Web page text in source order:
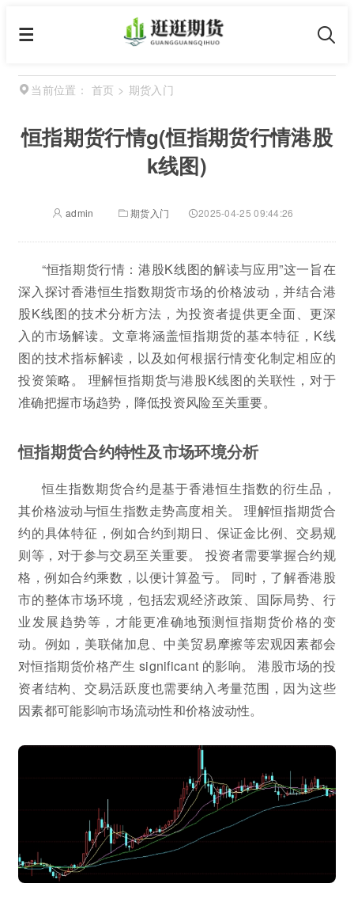
当前位置： 首页 > 期货入门
恒指期货行情g(恒指期货行情港股
k线图)
admin 期货入门 2025-04-25 09:44:26
“恒指期货行情：港股K线图的解读与应用”这一旨在
深入探讨香港恒生指数期货市场的价格波动，并结合港
股K线图的技术分析方法，为投资者提供更全面、更深
入的市场解读。文章将涵盖恒指期货的基本特征，K线
图的技术指标解读，以及如何根据行情变化制定相应的
投资策略。 理解恒指期货与港股K线图的关联性，对于
准确把握市场趋势，降低投资风险至关重要。
恒指期货合约特性及市场环境分析
恒生指数期货合约是基于香港恒生指数的衍生品，
其价格波动与恒生指数走势高度相关。 理解恒指期货合
约的具体特征，例如合约到期日、保证金比例、交易规
则等，对于参与交易至关重要。 投资者需要掌握合约规
格，例如合约乘数，以便计算盈亏。 同时，了解香港股
市的整体市场环境，包括宏观经济政策、国际局势、行
业发展趋势等，才能更准确地预测恒指期货价格的变
动。例如，美联储加息、中美贸易摩擦等宏观因素都会
对恒指期货价格产生 significant 的影响。 港股市场的投
资者结构、交易活跃度也需要纳入考量范围，因为这些
因素都可能影响市场流动性和价格波动性。